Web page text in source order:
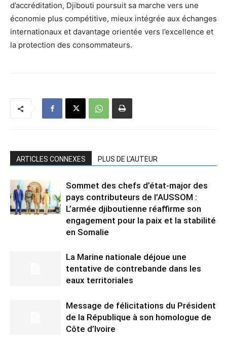
d’accréditation, Djibouti poursuit sa marche vers une
économie plus compétitive, mieux intégrée aux échanges
internationaux et davantage orientée vers l’excellence et
la protection des consommateurs.
ARTICLES CONNEXES PLUS DE L'AUTEUR
Sommet des chefs d’état-major des
pays contributeurs de l’AUSSOM :
L’armée djiboutienne réaffirme son
engagement pour la paix et la stabilité
en Somalie
La Marine nationale déjoue une
tentative de contrebande dans les
eaux territoriales
Message de félicitations du Président
de la République à son homologue de
Côte d’Ivoire